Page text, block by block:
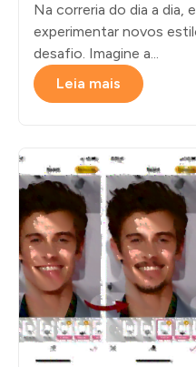
Na correria do dia a dia,
experimentar novos
desafio. Imagine a...
Leia mais